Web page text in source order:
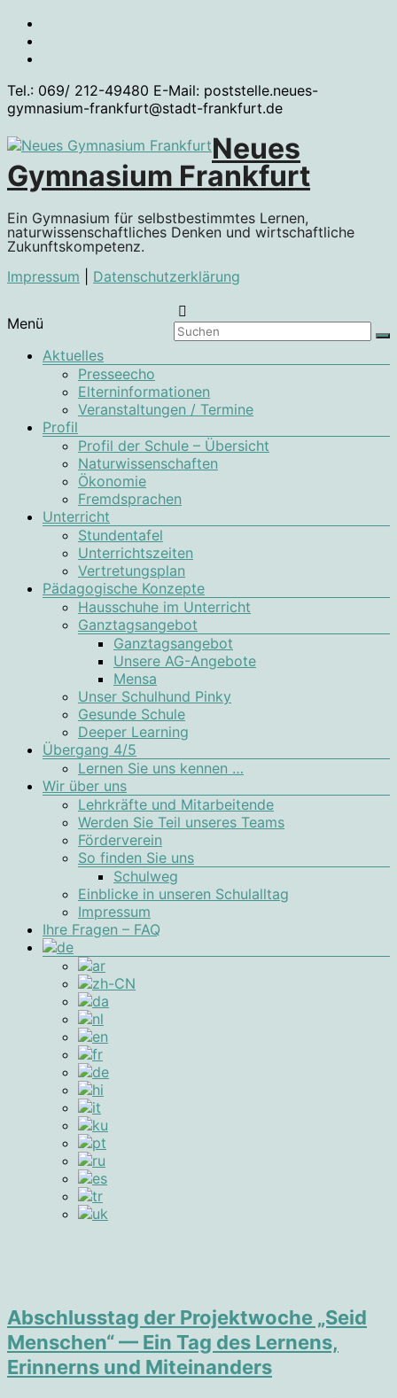
Zum
Inhalt
springen
Tel.: 069/ 212-49480 E-Mail: poststelle.neues-
gymnasium-frankfurt@stadt-frankfurt.de
Neues
Gymnasium Frankfurt
Ein Gymnasium für selbstbestimmtes Lernen,
naturwissenschaftliches Denken und wirtschaftliche
Zukunftskompetenz.
Impressum
Datenschutzerklärung
Menü
Aktuelles
Presseecho
Elterninformationen
Veranstaltungen / Termine
Profil
Profil der Schule – Übersicht
Naturwissenschaften
Ökonomie
Fremdsprachen
Unterricht
Stundentafel
Unterrichtszeiten
Vertretungsplan
Pädagogische Konzepte
Hausschuhe im Unterricht
Ganztagsangebot
Ganztagsangebot
Unsere AG-Angebote
Mensa
Unser Schulhund Pinky
Gesunde Schule
Deeper Learning
Übergang 4/5
Lernen Sie uns kennen …
Wir über uns
Lehrkräfte und Mitarbeitende
Werden Sie Teil unseres Teams
Förderverein
So finden Sie uns
Schulweg
Einblicke in unseren Schulalltag
Impressum
Ihre Fragen – FAQ
Abschlusstag der Projektwoche „Seid
Menschen“ — Ein Tag des Lernens,
Erinnerns und Miteinanders